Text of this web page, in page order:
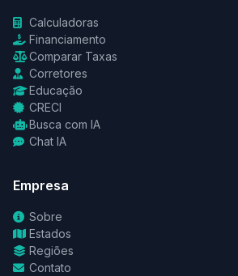
Calculadoras
Financiamento
Comparar Taxas
Corretores
Educação
CRECI
Busca com IA
Chat IA
Empresa
Sobre
Estados
Regiões
Contato